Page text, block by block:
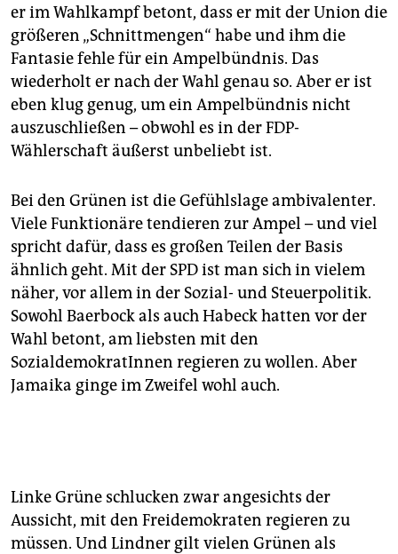
er im Wahlkampf betont, dass er mit der Union die
größeren „Schnittmengen“ habe und ihm die
Fantasie fehle für ein Ampelbündnis. Das
wiederholt er nach der Wahl genau so. Aber er ist
eben klug genug, um ein Ampelbündnis nicht
auszuschließen – obwohl es in der FDP-
Wählerschaft äußerst unbeliebt ist.
Bei den Grünen ist die Gefühlslage ambivalenter.
Viele Funktionäre tendieren zur Ampel – und viel
spricht dafür, dass es großen Teilen der Basis
ähnlich geht. Mit der SPD ist man sich in vielem
näher, vor allem in der Sozial- und Steuerpolitik.
Sowohl Baer­bock als auch Habeck hatten vor der
Wahl betont, am liebsten mit den
SozialdemokratInnen regieren zu wollen. Aber
Jamaika ginge im Zweifel wohl auch.
Linke Grüne schlucken zwar angesichts der
Aussicht, mit den Freidemokraten regieren zu
müssen. Und Lindner gilt vielen Grünen als